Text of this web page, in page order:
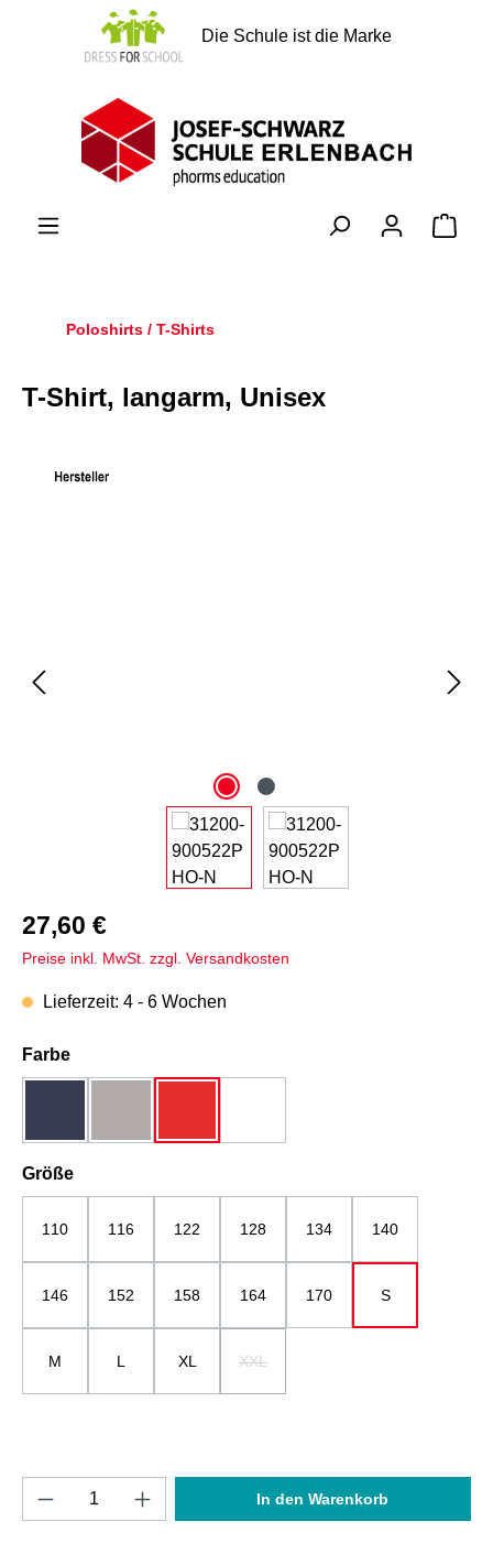
springen
Die Schule ist die Marke
Poloshirts / T-Shirts
T-Shirt, langarm, Unisex
27,60 €
Preise inkl. MwSt. zzgl. Versandkosten
Lieferzeit: 4 - 6 Wochen
Farbeauswählen
Größeauswählen
110 116 122 128 134 140
146 152 158 164 170 S
M L XL XXL
Produkt Anzahl: Gib den gewünschten
In den Warenkorb